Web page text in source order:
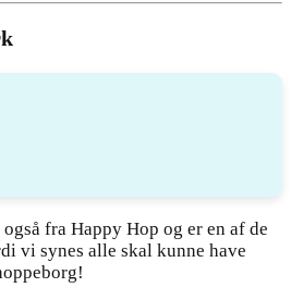
fra Happy Hop og er en af de
vi synes alle skal kunne have